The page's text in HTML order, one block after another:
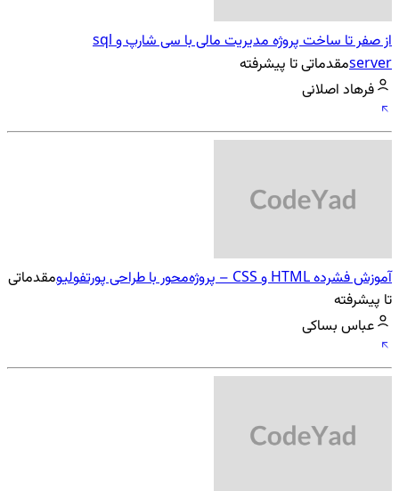
از صفر تا ساخت پروژه مدیریت مالی با سی شارپ و sql
serverمقدماتی تا پیشرفته
فرهاد اصلانی
آموزش فشرده HTML و CSS – پروژه‌محور با طراحی پورتفولیو
مقدماتی
تا پیشرفته
عباس بساکی